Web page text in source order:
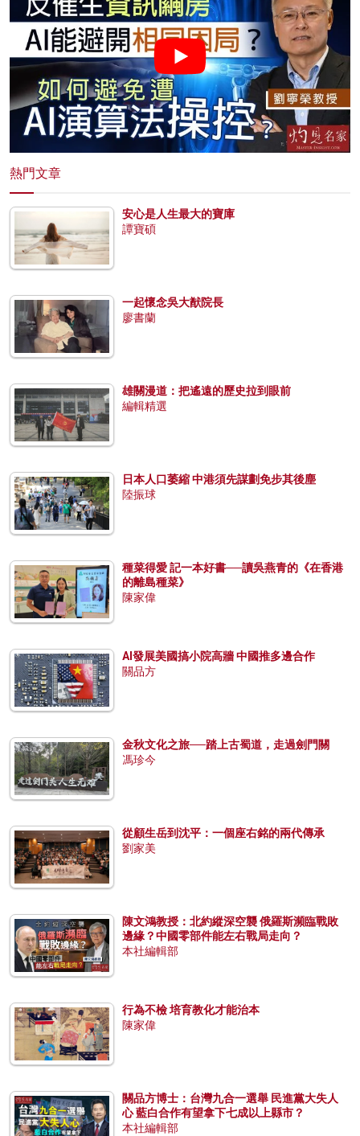
熱門文章
安心是人生最大的寶庫
譚寶碩
一起懷念吳大猷院長
廖書蘭
雄關漫道：把遙遠的歷史拉到眼前
編輯精選
日本人口萎縮 中港須先謀劃免步其後塵
陸振球
種菜得愛 記一本好書──讀吳燕青的《在香港
的離島種菜》
陳家偉
AI發展美國搞小院高牆 中國推多邊合作
關品方
金秋文化之旅──踏上古蜀道，走過劍門關
馮珍今
從顧生岳到沈平：一個座右銘的兩代傳承
劉家美
陳文鴻教授：北約縱深空襲 俄羅斯瀕臨戰敗
邊緣？中國零部件能左右戰局走向？
本社編輯部
行為不檢 培育教化才能治本
陳家偉
關品方博士：台灣九合一選舉 民進黨大失人
心 藍白合作有望拿下七成以上縣市？
本社編輯部